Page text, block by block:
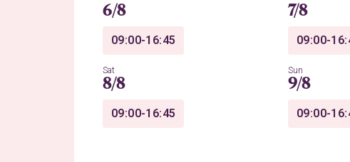
6/8
09:00-16:45
7/8
09:00-
Sat
8/8
09:00-16:45
Sun
9/8
09:00-